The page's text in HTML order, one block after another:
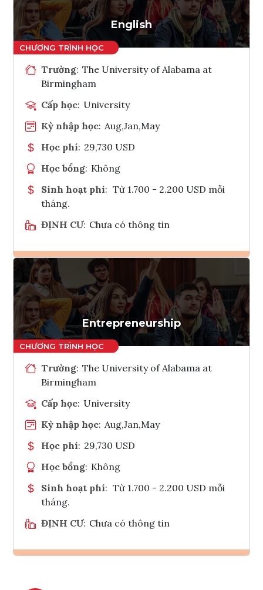
Tham vấn Interlink
English
Trường: The University of Alabama at
Birmingham
Cấp học: University
Kỳ nhập học: Aug,Jan,May
Học phí: 29,730 USD
Học bổng: Không
Sinh hoạt phí: Từ 1.700 - 2.200 USD mỗi
tháng.
ĐỊNH CƯ: Chưa có thông tin
Ghi danh
Tham vấn Interlink
Entrepreneurship
Trường: The University of Alabama at
Birmingham
Cấp học: University
Kỳ nhập học: Aug,Jan,May
Học phí: 29,730 USD
Học bổng: Không
Sinh hoạt phí: Từ 1.700 - 2.200 USD mỗi
tháng.
ĐỊNH CƯ: Chưa có thông tin